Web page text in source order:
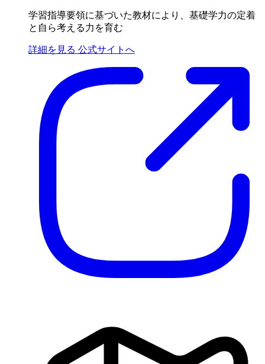
学習指導要領に基づいた教材により、基礎学力の定着
と自ら考える力を育む
詳細を見る 公式サイトへ